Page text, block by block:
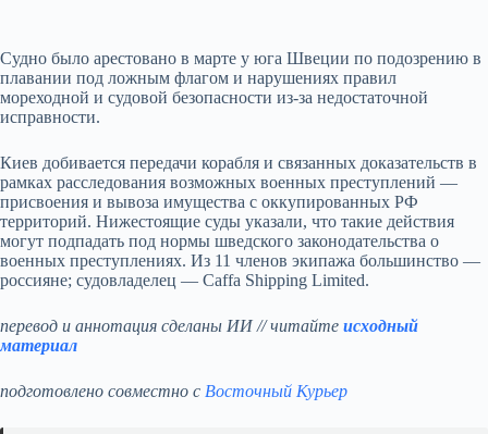
Судно было арестовано в марте у юга Швеции по подозрению в
плавании под ложным флагом и нарушениях правил
мореходной и судовой безопасности из‑за недостаточной
исправности.
Киев добивается передачи корабля и связанных доказательств в
рамках расследования возможных военных преступлений —
присвоения и вывоза имущества с оккупированных РФ
территорий. Нижестоящие суды указали, что такие действия
могут подпадать под нормы шведского законодательства о
военных преступлениях. Из 11 членов экипажа большинство —
россияне; судовладелец — Caffa Shipping Limited.
перевод и аннотация сделаны ИИ // читайте исходный
материал
подготовлено совместно с Восточный Курьер